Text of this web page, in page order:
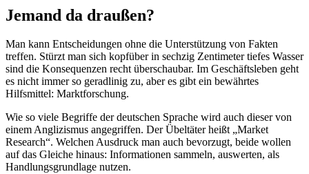
Jemand da draußen?
Man kann Entscheidungen ohne die Unterstützung von Fakten
treffen. Stürzt man sich kopfüber in sechzig Zentimeter tiefes Wasser
sind die Konsequenzen recht überschaubar. Im Geschäftsleben geht
es nicht immer so geradlinig zu, aber es gibt ein bewährtes
Hilfsmittel: Marktforschung.
Wie so viele Begriffe der deutschen Sprache wird auch dieser von
einem Anglizismus angegriffen. Der Übeltäter heißt „Market
Research“. Welchen Ausdruck man auch bevorzugt, beide wollen
auf das Gleiche hinaus: Informationen sammeln, auswerten, als
Handlungsgrundlage nutzen.